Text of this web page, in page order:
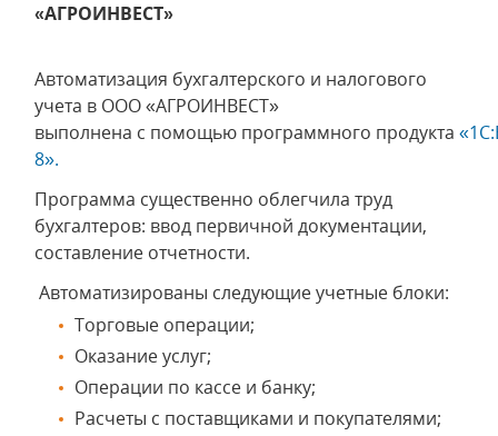
«АГРОИНВЕСТ»
Автоматизация бухгалтерского и налогового
учета в ООО «АГРОИНВЕСТ»
выполнена с помощью программного продукта
8».
Программа существенно облегчила труд
бухгалтеров: ввод первичной документации,
составление отчетности.
Автоматизированы следующие учетные блоки:
Торговые операции;
Оказание услуг;
Операции по кассе и банку;
Расчеты с поставщиками и покупателями;